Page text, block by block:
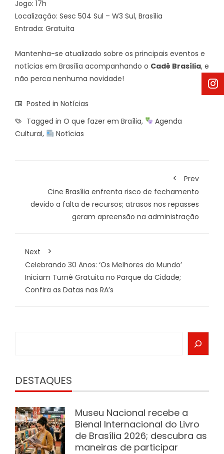
Jogo: 17h
Localização: Sesc 504 Sul – W3 Sul, Brasília
Entrada: Gratuita
Mantenha-se atualizado sobre os principais eventos e
notícias em Brasília acompanhando o Cadê Brasília, e
não perca nenhuma novidade!
Posted in Notícias
Tagged in O que fazer em Braília,
Agenda
Cultural, Notícias
Prev
Cine Brasília enfrenta risco de fechamento
devido a falta de recursos; atrasos nos repasses
geram apreensão na administração
Next
Celebrando 30 Anos: ‘Os Melhores do Mundo’
Iniciam Turnê Gratuita no Parque da Cidade;
Confira as Datas nas RA’s
DESTAQUES
Museu Nacional recebe a
Bienal Internacional do Livro
de Brasília 2026; descubra as
maneiras de participar